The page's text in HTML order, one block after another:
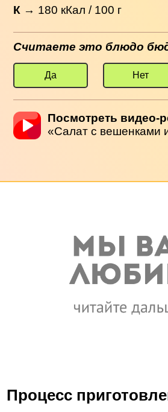
К → 180 кКал / 100 г
Считаете это блюдо
Да Нет
Посмотреть видео-
«Салат с вешенками
Процесс